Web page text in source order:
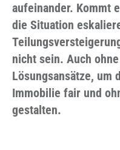
aufeinander. Kommt
die Situation
nicht sein. Auch
Lösungsansätze, um
Immobilie fair und
gestalten.